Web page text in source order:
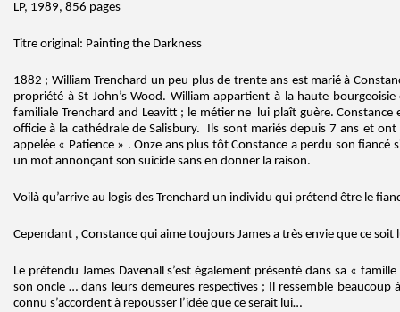
LP, 1989, 856 pages
Titre original: Painting the Darkness
1882 ; William Trenchard un peu plus de trente ans est marié à
propriété à St John’s Wood. William appartient à la haute bourgeoisie
familiale Trenchard and Leavitt ; le métier ne lui plaît guère. Constance
officie à la cathédrale de Salisbury. Ils sont mariés depuis 7 ans et
appelée « Patience » . Onze ans plus tôt Constance a perdu son fiancé
un mot annonçant son suicide sans en donner la raison.
Voilà qu’arrive au logis des Trenchard un individu qui prétend être le
Cependant , Constance qui aime toujours James a très envie que ce soit
Le prétendu James Davenall s’est également présenté dans sa «
son oncle … dans leurs demeures respectives ; Il ressemble beaucoup
connu s’accordent à repousser l’idée que ce serait lui…